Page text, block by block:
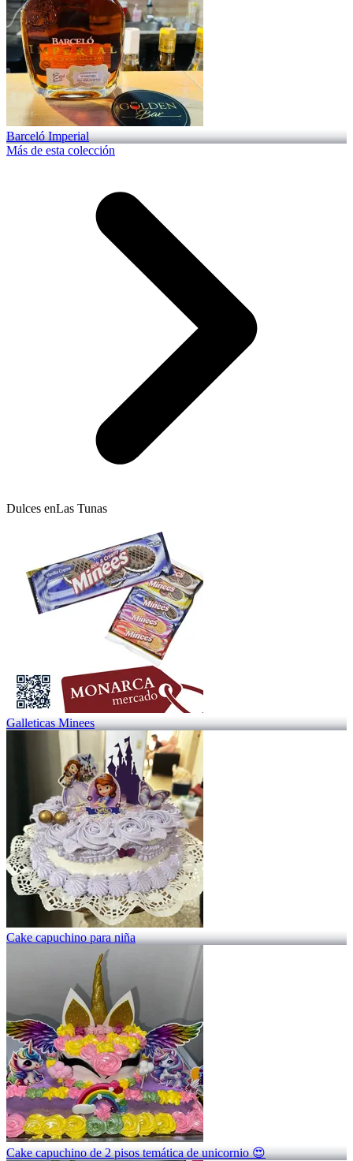
Barceló Imperial
Más de esta colección
Dulces enLas Tunas
Galleticas Minees
Cake capuchino para niña
Cake capuchino de 2 pisos temática de unicornio 😍